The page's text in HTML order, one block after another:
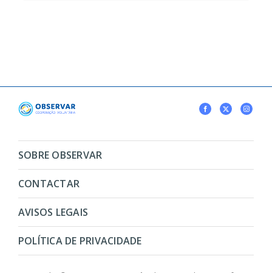
SOBRE OBSERVAR
CONTACTAR
AVISOS LEGAIS
POLÍTICA DE PRIVACIDADE